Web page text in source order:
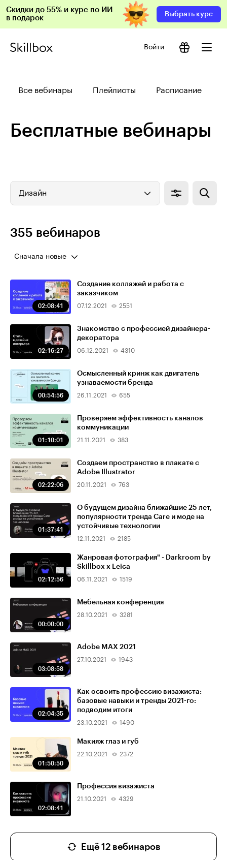
Скидки до 55% и курс по ИИ
в подарок
Выбрать курс
Войти
Все вебинары Плейлисты Расписание
Бесплатные вебинары
Дизайн
355 вебинаров
Сначала новые
02:08:41
Создание коллажей и работа с
заказчиком
07.12.2021 2551
02:16:27
Знакомство с профессией дизайнера-
декоратора
06.12.2021 4310
00:54:56
Осмысленный кринж как двигатель
узнаваемости бренда
26.11.2021 655
01:10:01
Проверяем эффективность каналов
коммуникации
21.11.2021 383
02:22:06
Создаем пространство в плакате с
Adobe Illustrator
20.11.2021 763
01:37:41
О будущем дизайна ближайшие 25 лет,
популярности тренда Care и моде на
устойчивые технологии
12.11.2021 2185
02:12:56
Жанровая фотография" - Darkroom by
Skillbox x Leica
06.11.2021 1519
00:00:00
Мебельная конференция
28.10.2021 3281
03:08:58
Adobe MAX 2021
27.10.2021 1943
02:04:35
Как освоить профессию визажиста:
базовые навыки и тренды 2021-го:
подводим итоги
23.10.2021 1490
01:50:50
Макияж глаз и губ
22.10.2021 2372
02:08:41
Профессия визажиста
21.10.2021 4329
Ещё 12 вебинаров